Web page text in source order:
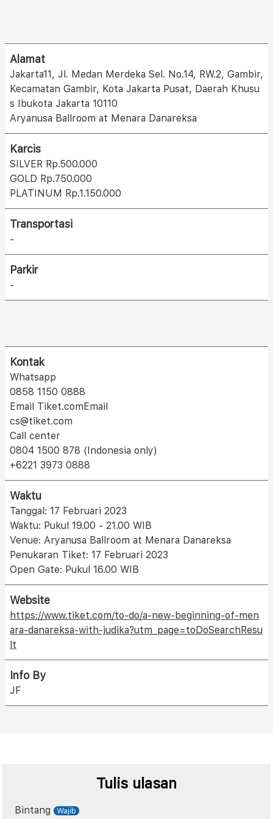
Alamat
Jakarta11, Jl. Medan Merdeka Sel. No.14, RW.2, Gambir,
Kecamatan Gambir, Kota Jakarta Pusat, Daerah Khusu
s Ibukota Jakarta 10110
Aryanusa Ballroom at Menara Danareksa
Karcis
SILVER Rp.500.000
GOLD Rp.750.000
PLATINUM Rp.1.150.000
Transportasi
-
Parkir
-
Kontak
Whatsapp
0858 1150 0888
Email Tiket.comEmail
cs@tiket.com
Call center
0804 1500 878 (Indonesia only)
+6221 3973 0888
Waktu
Tanggal: 17 Februari 2023
Waktu: Pukul 19.00 - 21.00 WIB
Venue: Aryanusa Ballroom at Menara Danareksa
Penukaran Tiket: 17 Februari 2023
Open Gate: Pukul 16.00 WIB
Website
https://www.tiket.com/to-do/a-new-beginning-of-men
ara-danareksa-with-judika?utm_page=toDoSearchResu
lt
Info By
JF
Tulis ulasan
Bintang